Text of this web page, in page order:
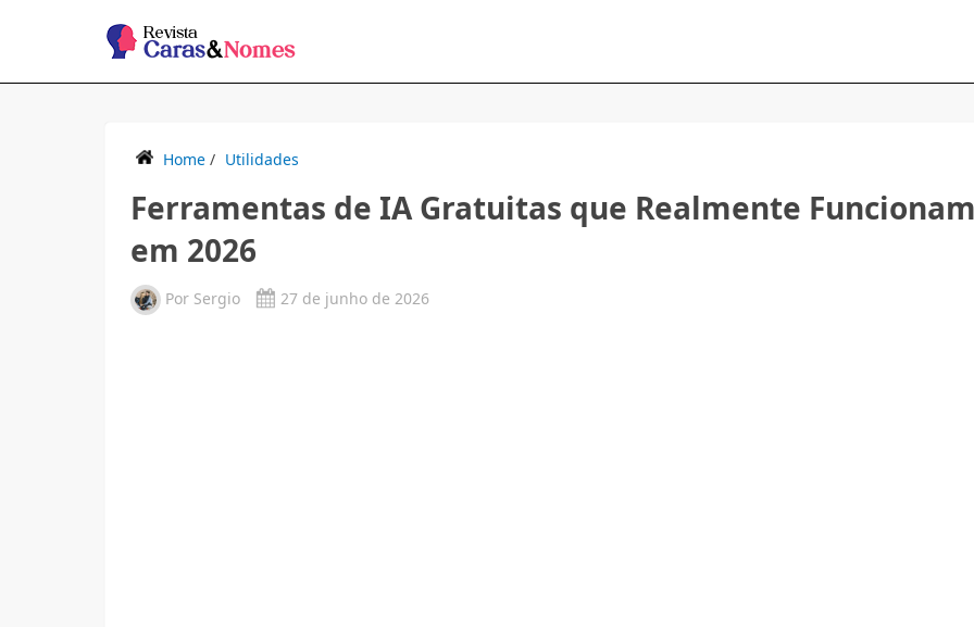
Home / Utilidades
Ferramentas de IA Gratuitas que Realmente
em 2026
Por Sergio 27 de junho de 2026